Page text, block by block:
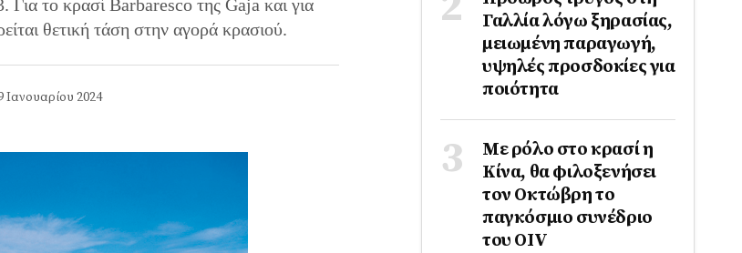
το κρασί Barbaresco της Gaja και για
θετική τάση στην αγορά κρασιού.
Ιανουαρίου 2024
Γαλλία λόγω ξηρασίας,
μειωμένη παραγωγή,
υψηλές προσδοκίες για
ποιότητα
Με ρόλο στο κρασί η
Κίνα, θα φιλοξενήσει
τον Οκτώβρη το
παγκόσμιο συνέδριο
του ΟΙV